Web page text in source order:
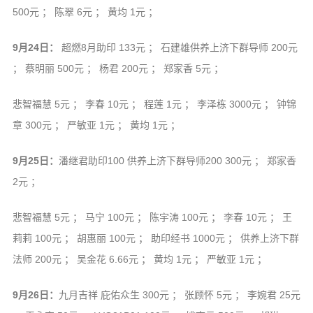
500元 ； 陈翠 6元 ； 黄均 1元 ；
9月24日：
超燃8月助印 133元 ； 石建雄供养上济下群导师 200元
； 蔡明丽 500元 ； 杨君 200元 ； 郑家香 5元 ；
悲智福慧 5元 ； 李春 10元 ； 程莲 1元 ； 李泽栋 3000元 ； 钟锦
章 300元 ； 严敏亚 1元 ； 黄均 1元 ；
9月25日： 潘继君助印100 供养上济下群导师200 300元 ； 郑家香
2元 ；
悲智福慧 5元 ； 马宁 100元 ； 陈宇涛 100元 ； 李春 10元 ； 王
莉莉 100元 ； 胡惠丽 100元 ； 助印经书 1000元 ； 供养上济下群
法师 200元 ； 吴金花 6.66元 ； 黄均 1元 ； 严敏亚 1元 ；
9月26日： 九月吉祥 庇佑众生 300元 ； 张顾怀 5元 ； 李婉君 25元